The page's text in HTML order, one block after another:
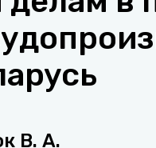
В. А.